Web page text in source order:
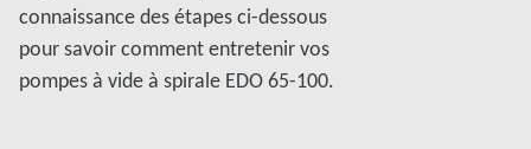
connaissance des étapes ci-dessous
pour savoir comment entretenir vos
pompes à vide à spirale EDO 65-100.